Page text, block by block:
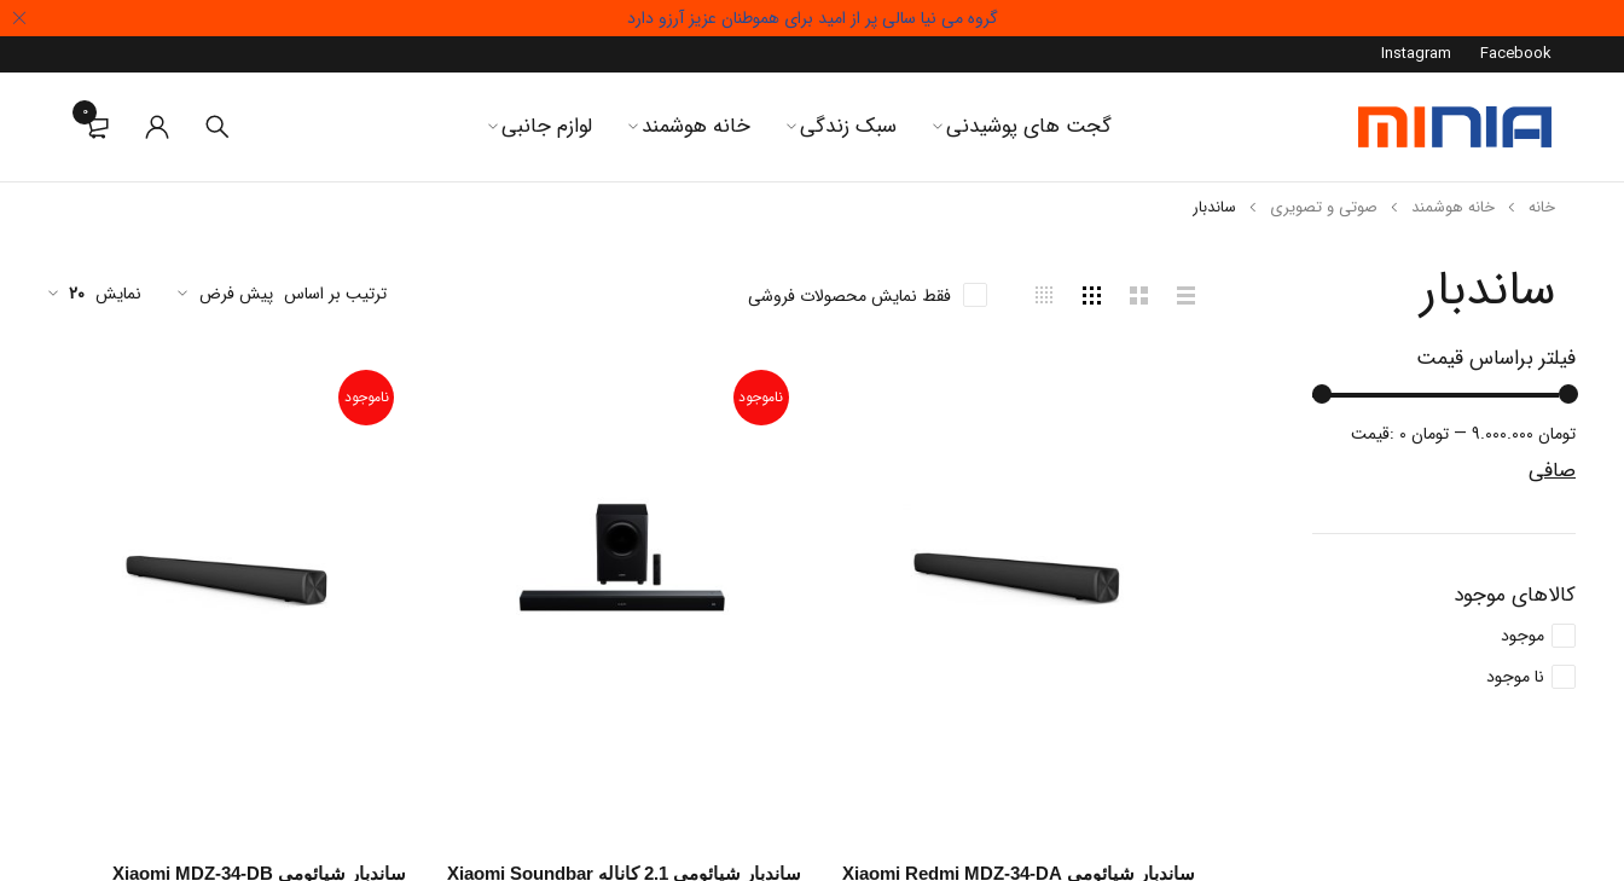
گروه می نیا سالی پر از امید برای هموطنان عزیز آرزو دارد
Facebook
Instagram
گجت های پوشیدنی سبک زندگی خانه هوشمند لوازم جانبی 0
ساندبار
خانه خانه هوشمند صوتی و تصویری ساندبار
فیلتر براساس قیمت
صافی
قيمت: 0 تومان — 9.000.000 تومان
کالاهای موجود
موجود
نا موجود
ترتیب بر اساس پیش فرض فقط نمایش محصولات فروشی نمایش 20
انتخاب گزینه ها
ساندبار شیائومی Xiaomi Redmi MDZ-34-DA
ناموجود
اطلاعات بیشترساندبار شیائومی 2.1 کاناله Xiaomi Soundbar
ناموجود
اطلاعات بیشتر
ساندبار شیائومی Xiaomi MDZ-34-DB